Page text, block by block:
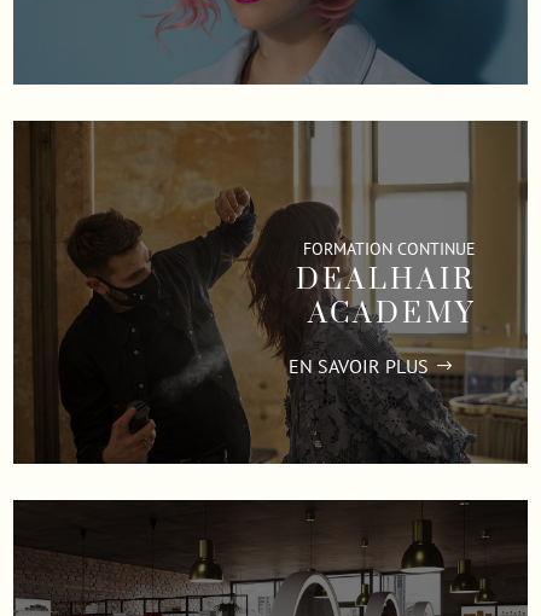
FORMATION CONTINUE
DEALHAIR
ACADEMY
EN SAVOIR PLUS